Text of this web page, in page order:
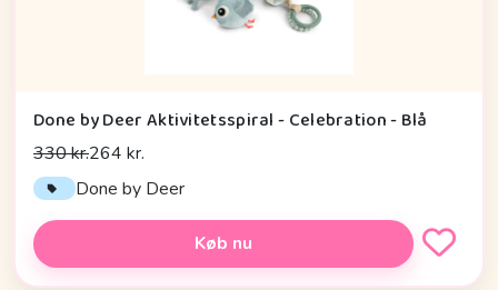
Done by Deer Aktivitetsspiral - Celebration - Blå
330 kr.264 kr.
Done by Deer
Køb nu